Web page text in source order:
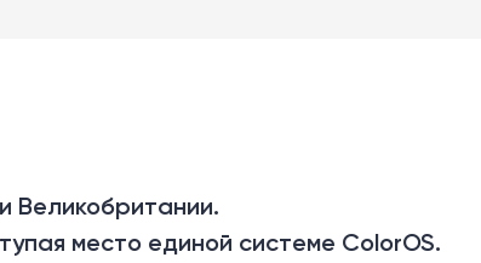
Великобритании.
место единой системе ColorOS.